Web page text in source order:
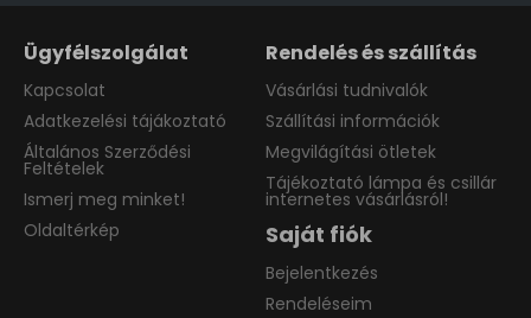
Ügyfélszolgálat
Kapcsolat
Adatkezelési tájákoztató
Általános Szerződési
Feltételek
Ismerj meg minket!
Oldaltérkép
Rendelés és szállítás
Vásárlási tudnivalók
Szállítási információk
Megvilágítási ötletek
Tájékoztató lámpa és csillár
internetes vásárlásról!
Saját fiók
Bejelentkezés
Rendeléseim